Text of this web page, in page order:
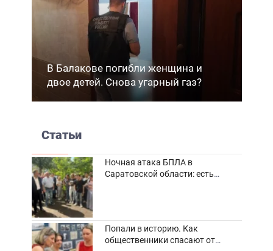
В Балакове погибли женщина и
двое детей. Снова угарный газ?
Статьи
Ночная атака БПЛА в
Саратовской области: есть
Попали в историю. Как
общественники спасают от